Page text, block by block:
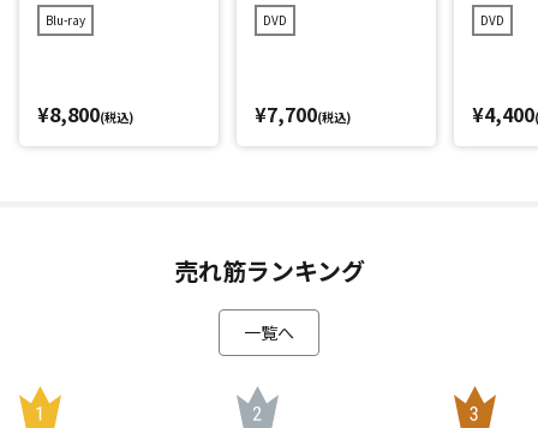
初回限定永久保存版
(28)(愛)D-1グランプ
Blu-ray
¥8,800(税込)
回限定永久保存版(2
8)(愛)D-1グランプリ
DVD
¥7,700(税込)
久保存
グラン
DVD
¥4,400
売れ筋ランキング
一覧へ